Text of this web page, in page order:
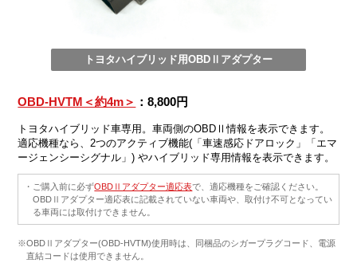
トヨタハイブリッド用OBDⅡアダプター
OBD-HVTM＜約4m＞ ：8,800円
トヨタハイブリッド車専用。車両側のOBDⅡ情報を表示できます。
適応機種なら、2つのアクティブ機能(「車速感応ドアロック」「エマ
ージェンシーシグナル」) やハイブリッド専用情報を表示できます。
・ご購入前に必ずOBDⅡアダプター適応表で、適応機種をご確認ください。
OBDⅡアダプター適応表に記載されていない車両や、取付け不可となってい
る車両には取付けできません。
※OBDⅡアダプター(OBD-HVTM)使用時は、同梱品のシガープラグコード、電源
直結コードは使用できません。